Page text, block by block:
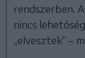
rendszerben.
nincs
„elvesztek” –